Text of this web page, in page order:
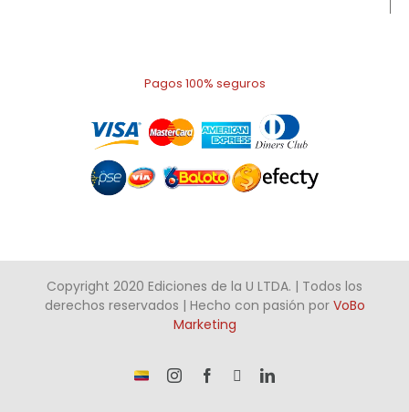
Pagos 100% seguros
Copyright 2020 Ediciones de la U LTDA. | Todos los
derechos reservados | Hecho con pasión por VoBo
Marketing
¡Somos InstagramFacebook LinkedIn